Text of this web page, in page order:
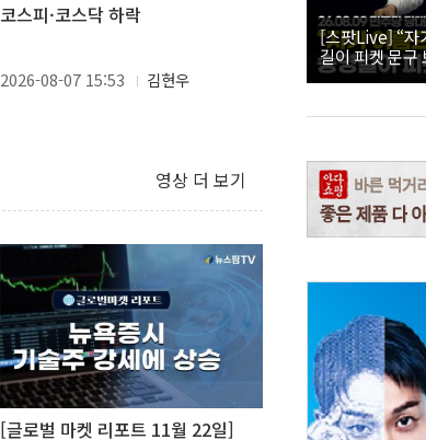
코스피·코스닥 하락
2026-08-07 15:53 김현우
영상 더 보기
[글로벌 마켓 리포트 11월 22일]
[스팟Live] “자
길이 피켓 문구
더불어민주당